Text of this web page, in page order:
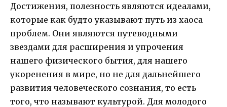
Достижения, полезность являются идеалами,
которые как будто указывают путь из хаоса
проблем. Они являются путеводными
звездами для расширения и упрочения
нашего физического бытия, для нашего
укоренения в мире, но не для дальнейшего
развития человеческого сознания, то есть
того, что называют культурой. Для молодого